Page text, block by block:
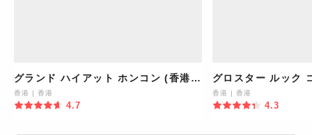
グランド ハイアット ホンコン (香港君
悦酒店)
香港 | 香港
4.7
グロスター ルック
六國酒店)
香港 | 香港
4.3